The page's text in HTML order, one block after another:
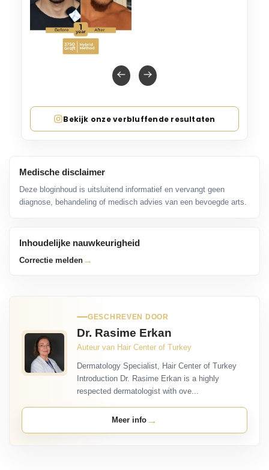
Bekijk onze verbluffende resultaten
Medische disclaimer
Deze bloginhoud is uitsluitend informatief en vervangt geen
diagnose, behandeling of medisch advies van een bevoegde arts.
Inhoudelijke nauwkeurigheid
Correctie melden →
GESCHREVEN DOOR
Dr. Rasime Erkan
Auteur van Hair Center of Turkey
Dermatology Specialist, Hair Center of Turkey
Introduction Dr. Rasime Erkan is a highly
respected dermatologist with ove...
Meer info →